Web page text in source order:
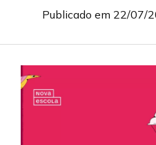
Publicado em 22/07/